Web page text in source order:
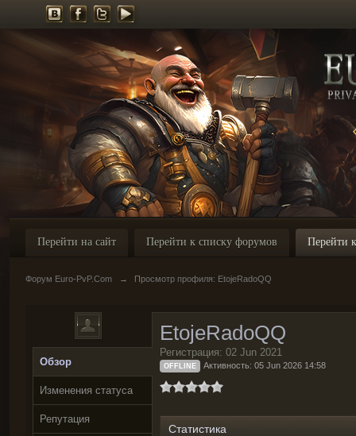
Перейти на сайт Перейти к списку форумов Перейти
Форум Euro-PvP.Com → Просмотр профиля: EtojeRadoQQ
Обзор
Изменения статуса
Репутация
EtojeRadoQQ
Регистрация: 02 Jun 2021
OFFLINE Активность: 05 Jun 2026 14:58
Статистика